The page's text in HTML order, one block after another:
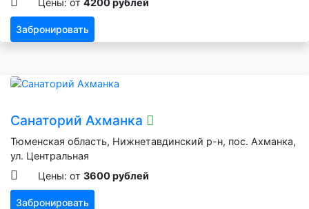
Цены: от 4200 рублей
Забронировать
Санаторий Ахманка
Тюменская область, Нижнетавдинский р-н, пос. Ахманка,
ул. Центральная
Цены: от 3600 рублей
Забронировать